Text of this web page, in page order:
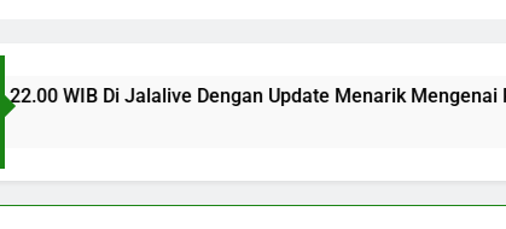
Dengan Update Menarik Mengenai Pertandingan